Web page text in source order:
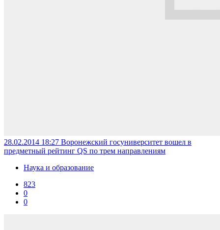
28.02.2014 18:27 Воронежский госуниверситет вошел в
предметный рейтинг QS по трем направлениям
Наука и образование
823
0
0